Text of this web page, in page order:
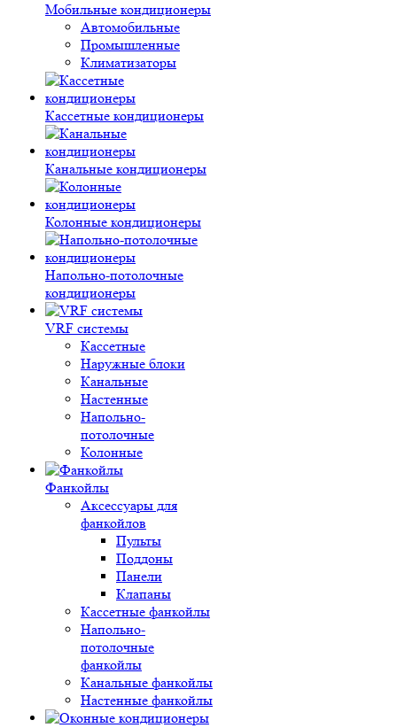
Мобильные кондиционеры
Автомобильные
Промышленные
Климатизаторы
Кассетные кондиционеры
Канальные кондиционеры
Колонные кондиционеры
Напольно-потолочные
кондиционеры
VRF системы
Кассетные
Наружные блоки
Канальные
Настенные
Напольно-
потолочные
Колонные
Фанкойлы
Аксессуары для
фанкойлов
Пульты
Поддоны
Панели
Клапаны
Кассетные фанкойлы
Напольно-
потолочные
фанкойлы
Канальные фанкойлы
Настенные фанкойлы